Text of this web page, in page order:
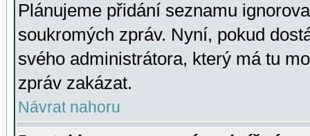
Plánujeme přidání seznamu
soukromých zpráv. Nyní, pokud
svého administrátora, který má tu
zpráv zakázat.
Návrat nahoru